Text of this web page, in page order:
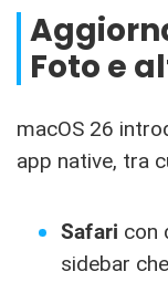
Foto e
macOS 26
app native, tra
Safari con
sidebar